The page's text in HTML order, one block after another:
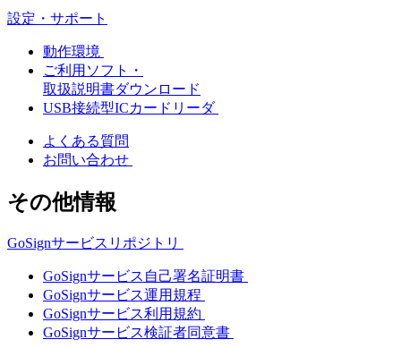
設定・サポート
動作環境
ご利用ソフト・
取扱説明書ダウンロード
USB接続型ICカードリーダ
よくある質問
お問い合わせ
その他情報
GoSignサービスリポジトリ
GoSignサービス自己署名証明書
GoSignサービス運用規程
GoSignサービス利用規約
GoSignサービス検証者同意書